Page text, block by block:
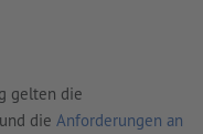
gelten die
und die Anforderungen an